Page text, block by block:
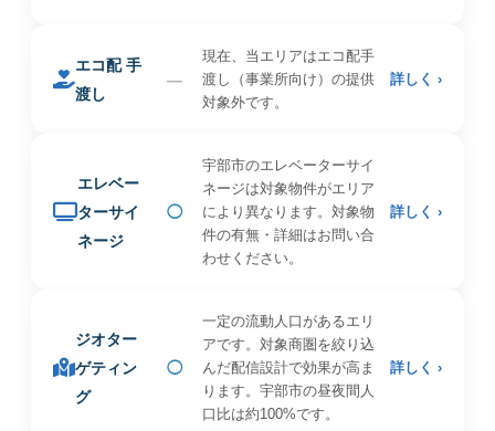
エコ配 手
渡し
—
現在、当エリアはエコ配手
渡し（事業所向け）の提供
対象外です。
詳しく ›
エレベー
ターサイ
ネージ
◯
宇部市のエレベーターサイ
ネージは対象物件がエリア
により異なります。対象物
件の有無・詳細はお問い合
わせください。
詳しく ›
ジオター
ゲティン
グ
◯
一定の流動人口があるエリ
アです。対象商圏を絞り込
んだ配信設計で効果が高ま
ります。宇部市の昼夜間人
口比は約100%です。
詳しく ›